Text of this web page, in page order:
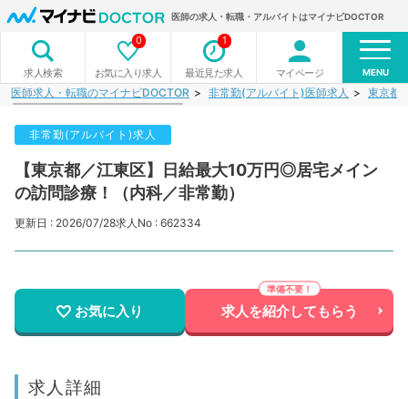
医師の求人・転職・アルバイトはマイナビDOCTOR
求人検索 お気に入り求人
0
最近見た求人
1
マイページ MENU
医師求人・転職のマイナビDOCTOR 非常勤(アルバイト)医師求人 東京都
非常勤(アルバイト)求人
【東京都／江東区】日給最大10万円◎居宅メイン
の訪問診療！（内科／非常勤）
更新日 : 2026/07/28求人No : 662334
お気に入り 求人を紹介してもらう
求人詳細